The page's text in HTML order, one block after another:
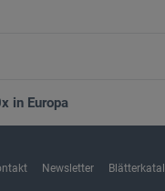
in Europa
Newsletter